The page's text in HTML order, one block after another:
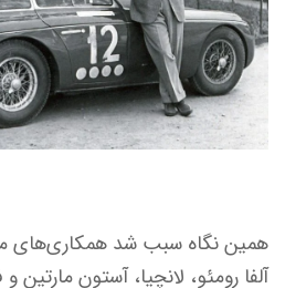
همین نگاه سبب شد همکاری‌های
آلفا رومئو، لانچیا، آستون